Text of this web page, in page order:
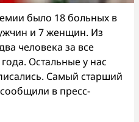
было 18 больных в
и 7 женщин. Из
человека за все
Остальные у нас
Самый старший
в пресс-